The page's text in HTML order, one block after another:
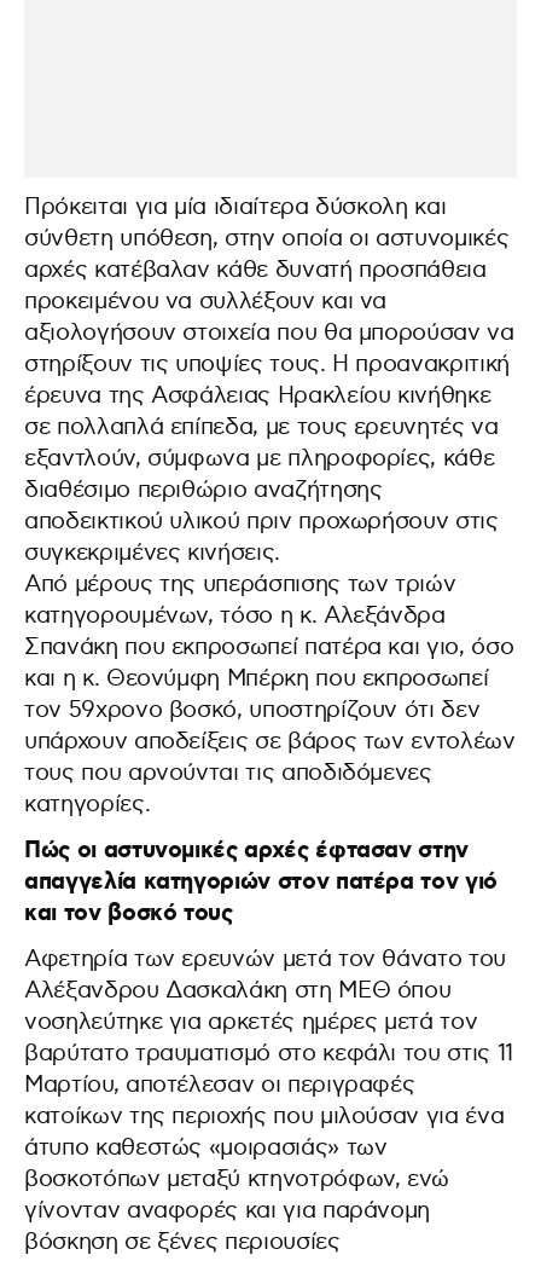
Πρόκειται για μία ιδιαίτερα δύσκολη και
σύνθετη υπόθεση, στην οποία οι αστυνομικές
αρχές κατέβαλαν κάθε δυνατή προσπάθεια
προκειμένου να συλλέξουν και να
αξιολογήσουν στοιχεία που θα μπορούσαν να
στηρίξουν τις υποψίες τους. Η προανακριτική
έρευνα της Ασφάλειας Ηρακλείου κινήθηκε
σε πολλαπλά επίπεδα, με τους ερευνητές να
εξαντλούν, σύμφωνα με πληροφορίες, κάθε
διαθέσιμο περιθώριο αναζήτησης
αποδεικτικού υλικού πριν προχωρήσουν στις
συγκεκριμένες κινήσεις.
Από μέρους της υπεράσπισης των τριών
κατηγορουμένων, τόσο η κ. Αλεξάνδρα
Σπανάκη που εκπροσωπεί πατέρα και γιο, όσο
και η κ. Θεονύμφη Μπέρκη που εκπροσωπεί
τον 59χρονο βοσκό, υποστηρίζουν ότι δεν
υπάρχουν αποδείξεις σε βάρος των εντολέων
τους που αρνούνται τις αποδιδόμενες
κατηγορίες.
Πώς οι αστυνομικές αρχές έφτασαν στην
απαγγελία κατηγοριών στον πατέρα τον γιό
και τον βοσκό τους
Αφετηρία των ερευνών μετά τον θάνατο του
Αλέξανδρου Δασκαλάκη στη ΜΕΘ όπου
νοσηλεύτηκε για αρκετές ημέρες μετά τον
βαρύτατο τραυματισμό στο κεφάλι του στις 11
Μαρτίου, αποτέλεσαν οι περιγραφές
κατοίκων της περιοχής που μιλούσαν για ένα
άτυπο καθεστώς «μοιρασιάς» των
βοσκοτόπων μεταξύ κτηνοτρόφων, ενώ
γίνονταν αναφορές και για παράνομη
βόσκηση σε ξένες περιουσίες